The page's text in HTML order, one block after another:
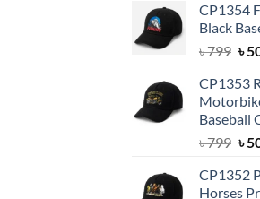
CP1354
Black
৳799
৳
৳
CP1353
Baseball
৳799 ৳
CP1352
Horses